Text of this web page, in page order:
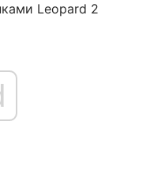
Leopard 2